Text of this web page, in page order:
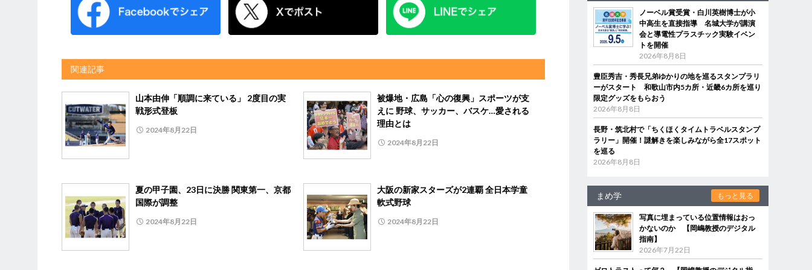
関連記事
山本由伸「順調に来ている」 2度目の実
戦形式登板
2024年8月22日
被爆地・広島「心の復興」スポーツが支
えに 野球、サッカー、バスケ…愛される
理由とは
2024年8月22日
夏の甲子園、23日に決勝 関東第一、京都
国際が調整
2024年8月22日
大阪の新家スターズが2連覇 全日本学童
軟式野球
2024年8月22日
ノーベル賞受賞・白川英樹博士が小
中高生を直接指導 名城大学が講演
会と導電性プラスチック実験イベン
トを開催
2026年8月8日
豊臣秀吉・秀長兄弟ゆかりの地を巡るスタンプラリ
ーがスタート 和歌山市内5カ所・近畿6カ所を巡り
限定グッズをもらおう
2026年8月8日
長野・筑北村で「ちくほくタイムトラベルスタンプ
ラリー」開催！謎解きを楽しみながら全17スポット
を巡る
2026年8月8日
まめ学 もっと見る
写真に埋まっている位置情報はおっ
かないのか 【岡嶋教授のデジタル
指南】
2026年7月22日